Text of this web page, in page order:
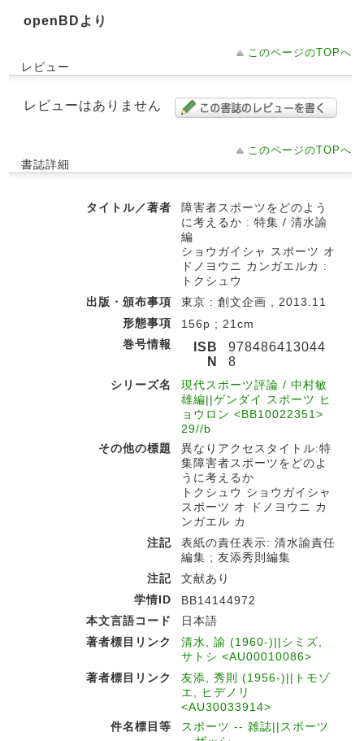
openBDより
このページのTOPへ
レビュー
レビューはありません
このページのTOPへ
書誌詳細
タイトル／著者
障害者スポーツをどのよう
に考えるか : 特集 / 清水諭
編
ショウガイシャ スポーツ オ
ドノヨウニ カンガエルカ :
トクシュウ
出版・頒布事項
東京 : 創文企画 , 2013.11
形態事項
156p ; 21cm
巻号情報
ISB
N
978486413044
8
シリーズ名
現代スポーツ評論 / 中村敏
雄編||ゲンダイ スポーツ ヒ
ョウロン <BB10022351>
29//b
その他の標題
異なりアクセスタイトル:特
集障害者スポーツをどのよ
うに考えるか
トクシュウ ショウガイシャ
スポーツ オ ドノヨウニ カ
ンガエル カ
注記
表紙の責任表示: 清水諭責任
編集 ; 友添秀則編集
注記
文献あり
学情ID
BB14144972
本文言語コード
日本語
著者標目リンク
清水, 諭 (1960-)||シミズ,
サトシ <AU00010086>
著者標目リンク
友添, 秀則 (1956-)||トモゾ
エ, ヒデノリ
<AU30033914>
件名標目等
スポーツ -- 雑誌||スポーツ